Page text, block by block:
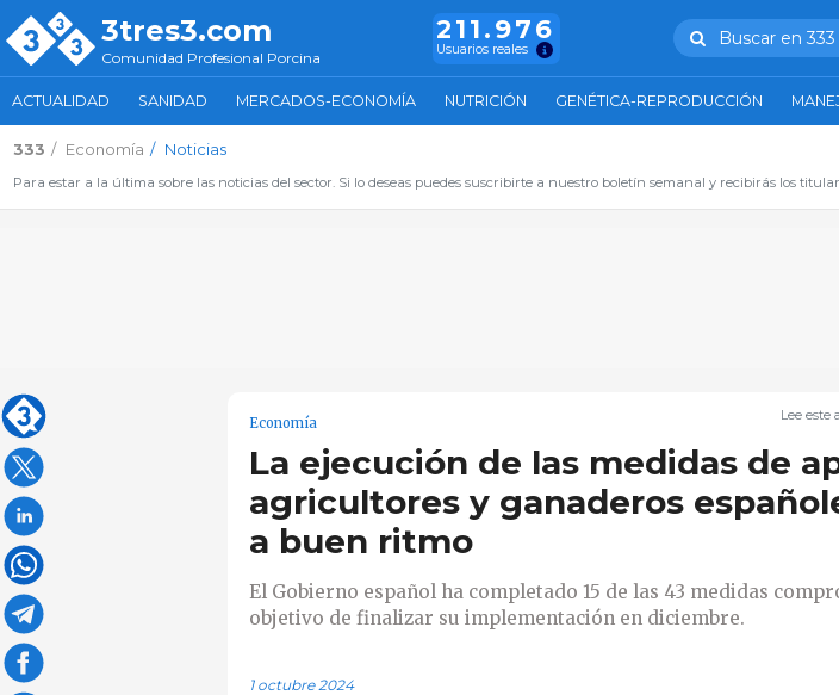
3tres3.com
Comunidad Profesional Porcina
211.976
Usuarios reales
Buscar en 333
ACTUALIDAD SANIDAD MERCADOS-ECONOMÍA NUTRICIÓN GENÉTICA-REPRODUCCIÓN
333 Economía Noticias
Para estar a la última sobre las noticias del sector. Si lo deseas puedes suscribirte a nuestro boletín semanal y recibirás los
Lee este
Economía
La ejecución de las medidas de
agricultores y ganaderos
a buen ritmo
El Gobierno español ha completado 15 de las 43 medidas
objetivo de finalizar su implementación en diciembre.
1 octubre 2024